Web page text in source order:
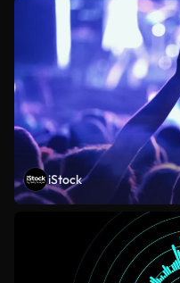
iStock